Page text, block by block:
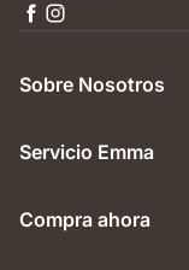
Sobre Nosotros
Servicio Emma
Compra ahora